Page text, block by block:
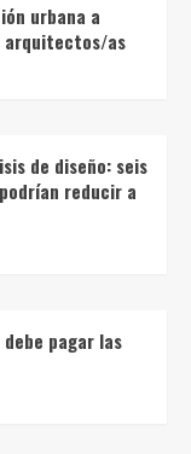
urbana a
arquitectos/as
de diseño: seis
reducir a
pagar las